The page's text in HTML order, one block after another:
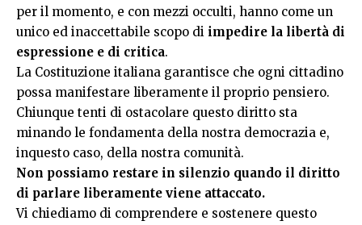
per il momento, e con mezzi occulti, hanno come un
unico ed inaccettabile scopo di impedire la libertà di
espressione e di critica.
La Costituzione italiana garantisce che ogni cittadino
possa manifestare liberamente il proprio pensiero.
Chiunque tenti di ostacolare questo diritto sta
minando le fondamenta della nostra democrazia e,
inquesto caso, della nostra comunità.
Non possiamo restare in silenzio quando il diritto
di parlare liberamente viene attaccato.
Vi chiediamo di comprendere e sostenere questo